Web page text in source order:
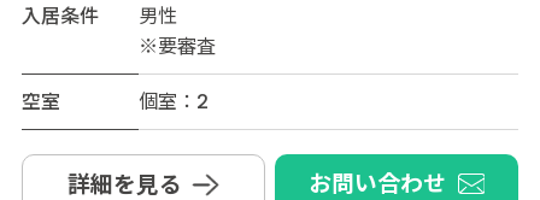
入居条件
男性
※要審査
空室
個室：2
詳細を見る お問い合わせ